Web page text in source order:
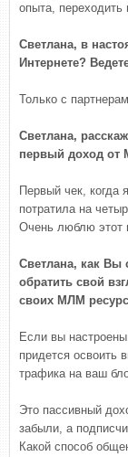
опыта,
Светлана, в
Интернете?
Только с
Светлана,
первый доход от
Первый чек, когда
потратила на
Очень люблю этот
Светлана, как Вы
обратить свой
своих МЛМ
Если вы
придется освоить
трафика на ваш
Это пассивный
забыли, а
Какой способ